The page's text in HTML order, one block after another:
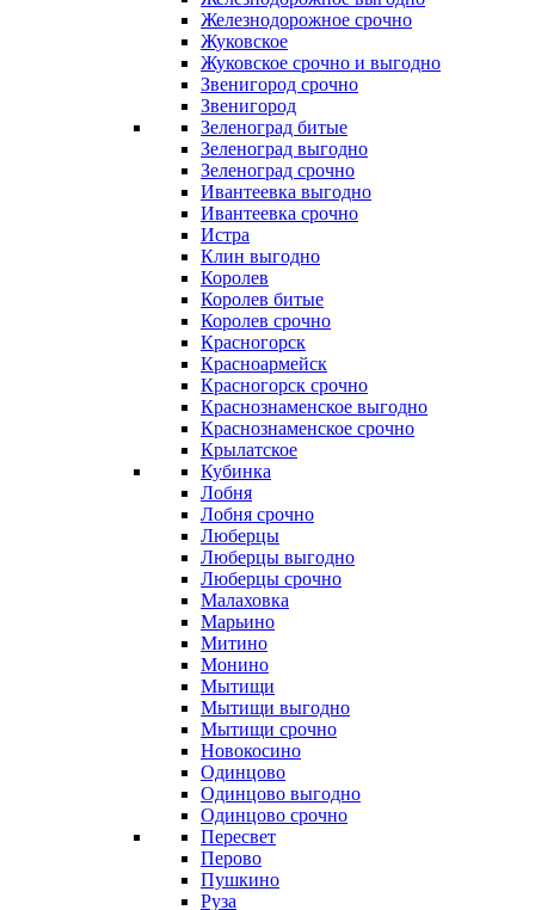
Железнодорожное срочно
Жуковское
Жуковское срочно и выгодно
Звенигород срочно
Звенигород
Зеленоград битые
Зеленоград выгодно
Зеленоград срочно
Ивантеевка выгодно
Ивантеевка срочно
Истра
Клин выгодно
Королев
Королев битые
Королев срочно
Красногорск
Красноармейск
Красногорск срочно
Краснознаменское выгодно
Краснознаменское срочно
Крылатское
Кубинка
Лобня
Лобня срочно
Люберцы
Люберцы выгодно
Люберцы срочно
Малаховка
Марьино
Митино
Монино
Мытищи
Мытищи выгодно
Мытищи срочно
Новокосино
Одинцово
Одинцово выгодно
Одинцово срочно
Пересвет
Перово
Пушкино
Руза